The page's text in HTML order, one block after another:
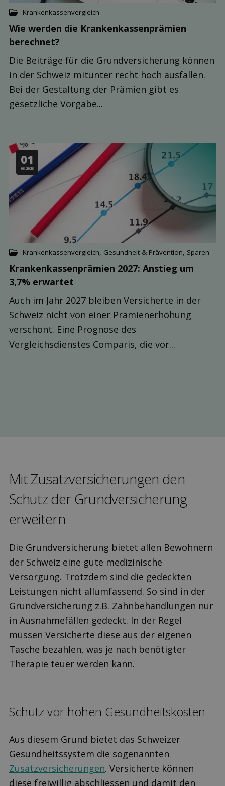
Krankenkassenvergleich
Wie werden die Kranken­kassen­prämien
berechnet?
Die Beiträge für die Grundversicherung können
in der Schweiz mitunter recht hoch ausfallen.
Bei der Gestaltung der Prämien gibt es
gesetzliche Vorgabe...
01
06.2026
Krankenkassenvergleich Gesundheit & Prävention Sparen
Kranken­kassen­prämien 2027: Anstieg um
3,7% erwartet
Auch im Jahr 2027 bleiben Versicherte in der
Schweiz nicht von einer Prämienerhöhung
verschont. Eine Prognose des
Vergleichsdienstes Comparis, die vor...
Mit Zusatz­versicherungen den
Schutz der Grund­versicherung
erweitern
Die Grundversicherung bietet allen Bewohnern
der Schweiz eine gute medizinische
Versorgung. Trotzdem sind die gedeckten
Leistungen nicht allumfassend. So sind in der
Grundversicherung z.B. Zahnbehandlungen nur
in Ausnahmefällen gedeckt. In der Regel
müssen Versicherte diese aus der eigenen
Tasche bezahlen, was je nach benötigter
Therapie teuer werden kann.
Schutz vor hohen Gesundheits­kosten
Aus diesem Grund bietet das Schweizer
Gesundheitssystem die sogenannten
Zusatzversicherungen. Versicherte können
diese freiwillig abschliessen und damit den